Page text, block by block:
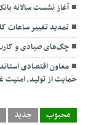
آغاز نشست سالانه
تمدید تغییر ساعات کاری
چک‌های صیادی و
حمایت از تولید، امنیت
محبوب جدید